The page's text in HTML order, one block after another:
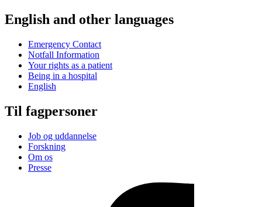
English and other languages
Emergency Contact
Notfall Information
Your rights as a patient
Being in a hospital
English
Til fagpersoner
Job og uddannelse
Forskning
Om os
Presse